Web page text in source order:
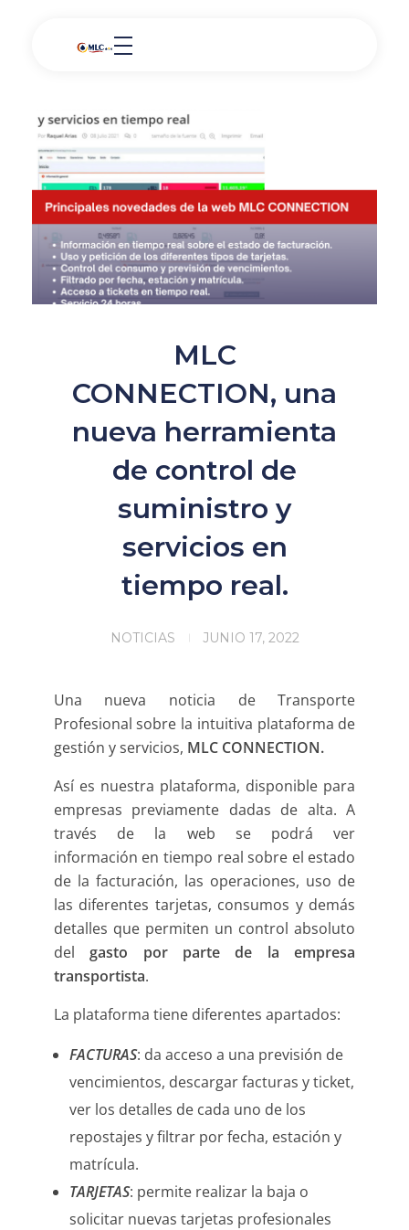
MLC
CONNECTION, una
nueva herramienta
de control de
suministro y
servicios en
tiempo real.
JUNIO 17, 2022
NOTICIAS
Una nueva noticia de Transporte
Profesional sobre la intuitiva plataforma de
gestión y servicios, MLC CONNECTION.
Así es nuestra plataforma, disponible para
empresas previamente dadas de alta. A
través de la web se podrá ver
información en tiempo real sobre el estado
de la facturación, las operaciones, uso de
las diferentes tarjetas, consumos y demás
detalles que permiten un control absoluto
delgasto por parte de la empresa
transportista.
La plataforma tiene diferentes apartados:
FACTURAS: da acceso a una previsión de
vencimientos, descargar facturas y ticket,
ver los detalles de cada uno de los
repostajes y filtrar por fecha, estación y
matrícula.
TARJETAS: permite realizar la baja o
solicitar nuevas tarjetas profesionales